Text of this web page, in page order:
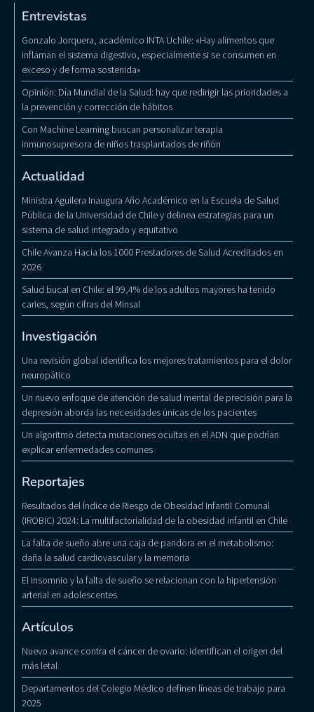
Entrevistas
Gonzalo Jorquera, académico INTA Uchile: «Hay alimentos que
inflaman el sistema digestivo, especialmente si se consumen en
exceso y de forma sostenida»
Opinión: Día Mundial de la Salud: hay que redirigir las prioridades a
la prevención y corrección de hábitos
Con Machine Learning buscan personalizar terapia
inmunosupresora de niños trasplantados de riñón
Actualidad
Ministra Aguilera Inaugura Año Académico en la Escuela de Salud
Pública de la Universidad de Chile y delinea estrategias para un
sistema de salud integrado y equitativo
Chile Avanza Hacia los 1000 Prestadores de Salud Acreditados en
2026
Salud bucal en Chile: el 99,4% de los adultos mayores ha tenido
caries, según cifras del Minsal
Investigación
Una revisión global identifica los mejores tratamientos para el dolor
neuropático
Un nuevo enfoque de atención de salud mental de precisión para la
depresión aborda las necesidades únicas de los pacientes
Un algoritmo detecta mutaciones ocultas en el ADN que podrían
explicar enfermedades comunes
Reportajes
Resultados del Índice de Riesgo de Obesidad Infantil Comunal
(IROBIC) 2024: La multifactorialidad de la obesidad infantil en Chile
La falta de sueño abre una caja de pandora en el metabolismo:
daña la salud cardiovascular y la memoria
El insomnio y la falta de sueño se relacionan con la hipertensión
arterial en adolescentes
Artículos
Nuevo avance contra el cáncer de ovario: identifican el origen del
más letal
Departamentos del Colegio Médico definen líneas de trabajo para
2025